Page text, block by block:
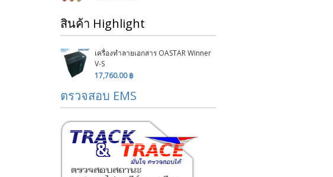
สินค้า Highlight
เครื่องทำลายเอกสาร OASTAR Winner
V-S
17,760.00 ฿
ตรวจสอบ EMS